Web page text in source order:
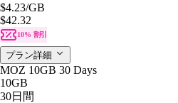
$4.23/GB
$42.32
10% 割引
プラン詳細
MOZ 10GB 30 Days
10GB
30日間